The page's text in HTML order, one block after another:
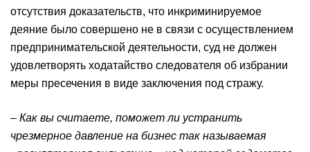
отсутствия доказательств, что инкриминируемое
деяние было совершено не в связи с осуществлением
предпринимательской деятельности, суд не должен
удовлетворять ходатайство следователя об избрании
меры пресечения в виде заключения под стражу.
– Как вы считаете, поможет ли устранить
чрезмерное давление на бизнес так называемая